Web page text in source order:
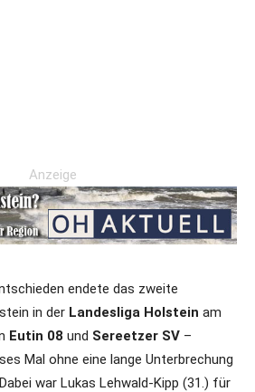
Anzeige
endete das zweite
in der Landesliga Holstein am
Eutin 08 und Sereetzer SV –
Mal ohne eine lange Unterbrechung
war Lukas Lehwald-Kipp (31.) für